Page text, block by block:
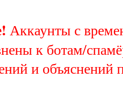
Аккаунты с
к ботам/
и объяснений